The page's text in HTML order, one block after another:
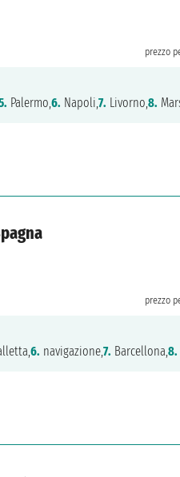
prezzo
Palermo,6. Napoli,7. Livorno,8.
prezzo
6. navigazione,7. Barcellona,8.